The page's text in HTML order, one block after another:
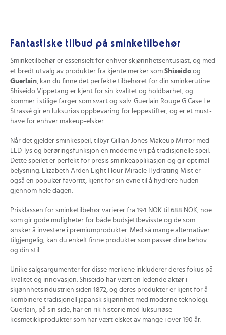
Fantastiske tilbud på sminketilbehør
Sminketilbehør er essensielt for enhver skjønnhetsentusiast, og med
et bredt utvalg av produkter fra kjente merker som Shiseido og
Guerlain , kan du finne det perfekte tilbehøret for din sminkerutine.
Shiseido Vippetang er kjent for sin kvalitet og holdbarhet, og
kommer i stilige farger som svart og sølv. Guerlain Rouge G Case Le
Strassé gir en luksuriøs oppbevaring for leppestifter, og er et must-
have for enhver makeup-elsker.
Når det gjelder sminkespeil, tilbyr Gillian Jones Makeup Mirror med
LED-lys og berøringsfunksjon en moderne vri på tradisjonelle speil.
Dette speilet er perfekt for presis sminkeapplikasjon og gir optimal
belysning. Elizabeth Arden Eight Hour Miracle Hydrating Mist er
også en populær favoritt, kjent for sin evne til å hydrere huden
gjennom hele dagen.
Prisklassen for sminketilbehør varierer fra 194 NOK til 688 NOK, noe
som gir gode muligheter for både budsjettbevisste og de som
ønsker å investere i premiumprodukter. Med så mange alternativer
tilgjengelig, kan du enkelt finne produkter som passer dine behov
og din stil.
Unike salgsargumenter for disse merkene inkluderer deres fokus på
kvalitet og innovasjon. Shiseido har vært en ledende aktør i
skjønnhetsindustrien siden 1872, og deres produkter er kjent for å
kombinere tradisjonell japansk skjønnhet med moderne teknologi.
Guerlain, på sin side, har en rik historie med luksuriøse
kosmetikkprodukter som har vært elsket av mange i over 190 år.